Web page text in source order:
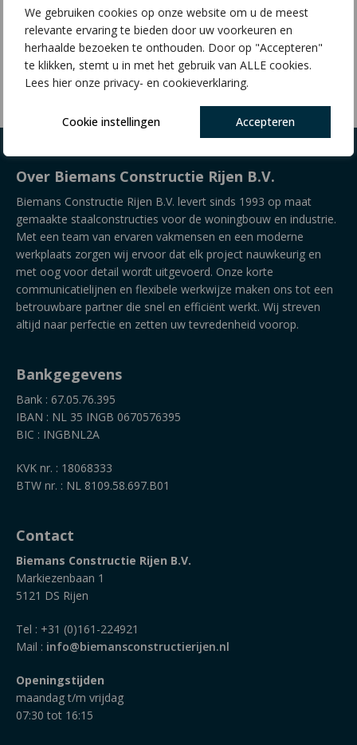
We gebruiken cookies op onze website om u de meest
relevante ervaring te bieden door uw voorkeuren en
herhaalde bezoeken te onthouden. Door op "Accepteren"
te klikken, stemt u in met het gebruik van ALLE cookies.
Lees hier onze privacy- en cookieverklaring.
Cookie instellingen Accepteren
H05 | S80x8 |
L120x70
Bekijk Product
Over Biemans Constructie Rijen B.V.
Biemans Constructie Rijen B.V. levert sinds 1993 op maat
gemaakte staalconstructies voor de woningbouw en industrie.
Met een team van ervaren vakmensen en een moderne
werkplaats zorgen wij ervoor dat elk project nauwkeurig en
met oog voor detail wordt uitgevoerd. Onze korte
communicatielijnen en flexibele werkwijze maken ons tot een
betrouwbare partner die snel en efficiënt werkt. Wij streven
altijd naar perfectie en zetten uw tevredenheid voorop.
Bankgegevens
Bank : 67.05.76.395
IBAN : NL 35 INGB 0670576395
BIC : INGBNL2A
KVK nr. : 18068333
BTW nr. : NL 8109.58.697.B01
Contact
Biemans Constructie Rijen B.V.
Markiezenbaan 1
5121 DS Rijen
Tel : +31 (0)161-224921
Mail : info@biemansconstructierijen.nl
Openingstijden
maandag t/m vrijdag
07:30 tot 16:15